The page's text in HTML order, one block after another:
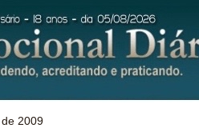
2009